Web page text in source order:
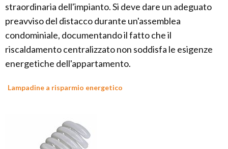
straordinaria dell'impianto. Si deve dare un adeguato
preavviso del distacco durante un'assemblea
condominiale, documentando il fatto che il
riscaldamento centralizzato non soddisfa le esigenze
energetiche dell'appartamento.
Lampadine a risparmio energetico